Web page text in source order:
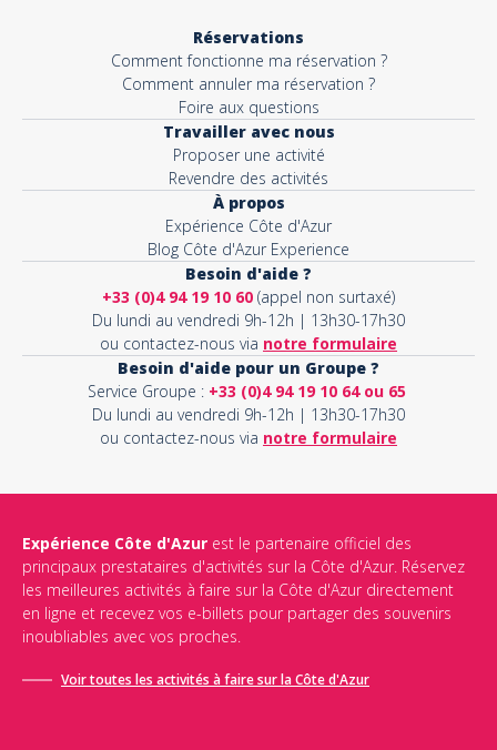
Réservations
Comment fonctionne ma réservation ?
Comment annuler ma réservation ?
Foire aux questions
Travailler avec nous
Proposer une activité
Revendre des activités
À propos
Expérience Côte d'Azur
Blog Côte d'Azur Experience
Besoin d'aide ?
+33 (0)4 94 19 10 60 (appel non surtaxé)
Du lundi au vendredi 9h-12h | 13h30-17h30
ou contactez-nous via notre formulaire
Besoin d'aide pour un Groupe ?
Service Groupe : +33 (0)4 94 19 10 64 ou 65
Du lundi au vendredi 9h-12h | 13h30-17h30
ou contactez-nous via notre formulaire
Expérience Côte d'Azur est le partenaire officiel des
principaux prestataires d'activités sur la Côte d'Azur. Réservez
les meilleures activités à faire sur la Côte d'Azur directement
en ligne et recevez vos e-billets pour partager des souvenirs
inoubliables avec vos proches.
Voir toutes les activités à faire sur la Côte d'Azur